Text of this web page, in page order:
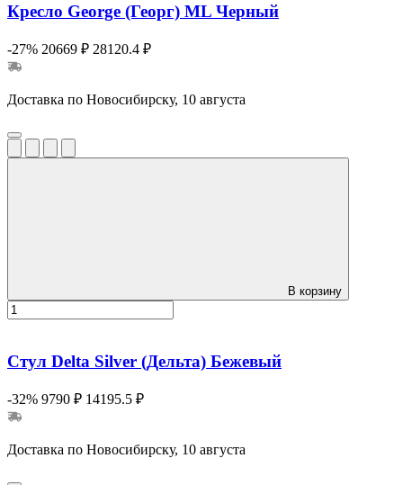
Кресло George (Георг) ML Черный
-27% 20669 ₽ 28120.4 ₽
Доставка по Новосибирску, 10 августа
В корзину
Стул Delta Silver (Дельта) Бежевый
-32% 9790 ₽ 14195.5 ₽
Доставка по Новосибирску, 10 августа